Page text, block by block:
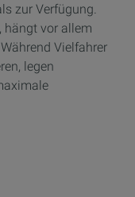
zur Verfügung.
hängt vor allem
Vielfahrer
legen